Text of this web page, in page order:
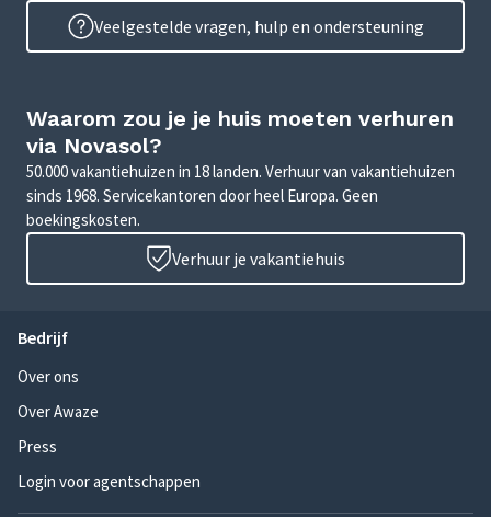
Veelgestelde vragen, hulp en ondersteuning
Waarom zou je je huis moeten verhuren
via Novasol?
50.000 vakantiehuizen in 18 landen. Verhuur van vakantiehuizen
sinds 1968. Servicekantoren door heel Europa. Geen
boekingskosten.
Verhuur je vakantiehuis
Bedrijf
Over ons
Over Awaze
Press
Login voor agentschappen